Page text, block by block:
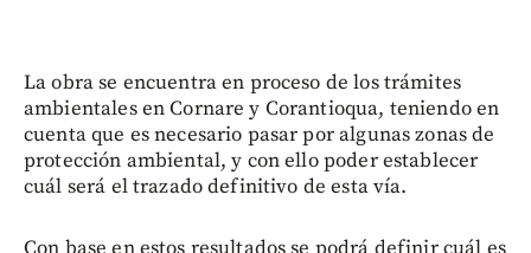
La obra se encuentra en proceso de los trámites
ambientales en Cornare y Corantioqua, teniendo en
cuenta que es necesario pasar por algunas zonas de
protección ambiental, y con ello poder establecer
cuál será el trazado definitivo de esta vía.